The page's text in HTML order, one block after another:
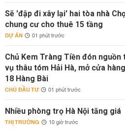
Sẽ 'đập đi xây lại' hai tòa nhà
chung cư cho thuê 15 tầng
DỰ ÁN 01 phút trước
Chủ Kem Tràng Tiền đón
vụ thâu tóm Hải Hà, mở cửa
18 Hàng Bài
CHỦ ĐẦU TƯ 01 phút trước
Nhiều phòng trọ Hà Nội tăng giá
THỊ TRƯỜNG 10 giờ trước